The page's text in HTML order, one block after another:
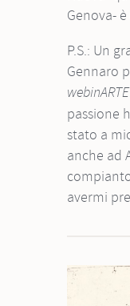
Genova-
P.S.: Un grazie di cuore ad Alessandra
Gennaro
webinARTE
passione
stato a
anche ad
avermi